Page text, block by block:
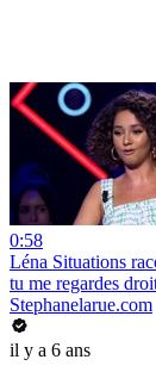
0:58
Léna Situations
tu me regardes
Stephanelarue.com
il y a 6 ans